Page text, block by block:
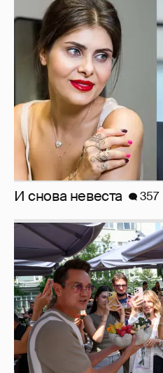
И снова невеста 357
Анастасия
Оксана Русланова и
фестиваля «Баланс
рассматриваем